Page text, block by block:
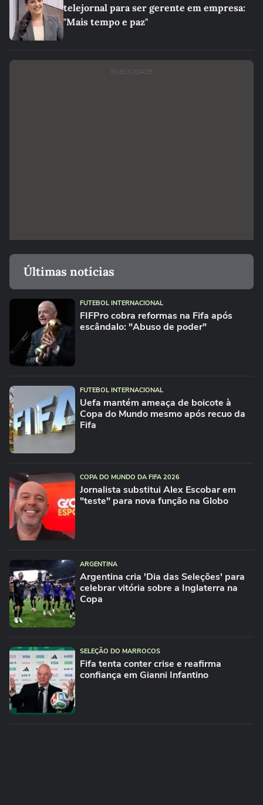
telejornal para ser gerente em empresa:
"Mais tempo e paz"
PUBLICIDADE
Últimas notícias
FUTEBOL INTERNACIONAL
FIFPro cobra reformas na Fifa após
escândalo: "Abuso de poder"
FUTEBOL INTERNACIONAL
Uefa mantém ameaça de boicote à
Copa do Mundo mesmo após recuo da
Fifa
COPA DO MUNDO DA FIFA 2026
Jornalista substitui Alex Escobar em
"teste" para nova função na Globo
ARGENTINA
Argentina cria 'Dia das Seleções' para
celebrar vitória sobre a Inglaterra na
Copa
SELEÇÃO DO MARROCOS
Fifa tenta conter crise e reafirma
confiança em Gianni Infantino